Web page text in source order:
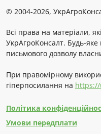
© 2004-2026,
Всі права на матеріали,
УкрАгроКонсалт. Будь-яке
письмового дозволу
При правомірному
гіперпосилання на
Політика
Умови передплати